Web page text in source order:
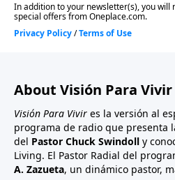
About Visión Para Vivir
Visión Para Vivir es la versión al
programa de radio que presenta
del Pastor Chuck Swindoll y
Living. El Pastor Radial del
A. Zazueta, un dinámico pastor,